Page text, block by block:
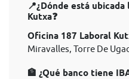
📍¿Dónde está
Kutxa❓
Oficina 187 Laboral
Miravalles, Torre De
🏦 ¿Qué banco tiene